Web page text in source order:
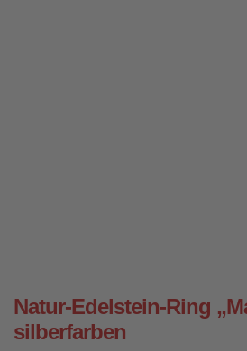
Natur-Edelstein-Ring
silberfarben